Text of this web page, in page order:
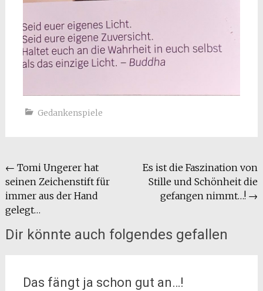
Gedankenspiele
Beitragsnavigation
← Tomi Ungerer hat
seinen Zeichenstift für
immer aus der Hand
gelegt…
Es ist die Faszination von
Stille und Schönheit die
gefangen nimmt…! →
Dir könnte auch folgendes gefallen
Das fängt ja schon gut an…!